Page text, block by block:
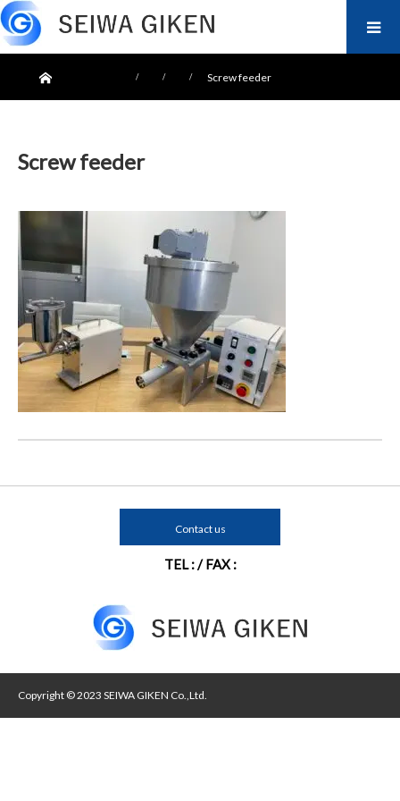
ホーム Screw feeder
Screw feeder
Contact us
TEL : / FAX :
Copyright © 2023 SEIWA GIKEN Co.,Ltd.